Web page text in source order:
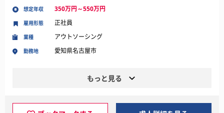
想定年収 350万円～550万円
業種 アウトソーシング
勤務地 愛知県名古屋市
雇用形態 正社員
もっと見る